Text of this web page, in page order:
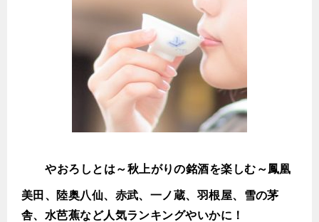
ひやおろしとは～秋上がりの銘酒を楽しむ～鳳凰
美田、陸奥八仙、赤武、一ノ蔵、羽根屋、雪の茅
舎、水芭蕉など人気ランキングやいかに！